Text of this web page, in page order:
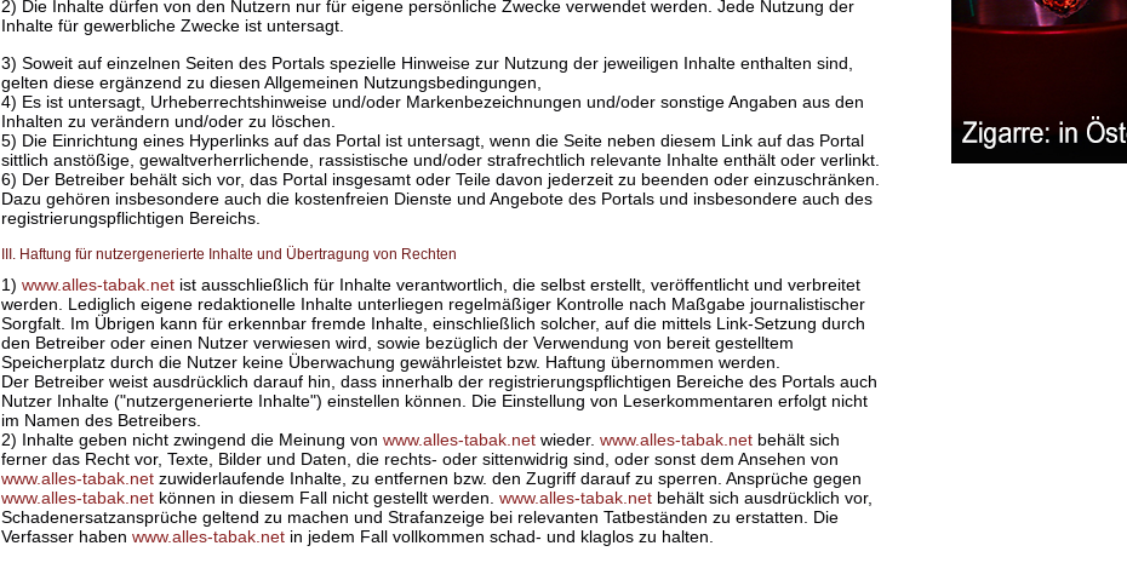
2) Die Inhalte dürfen von den Nutzern nur für eigene persönliche Zwecke verwendet werden. Jede Nutzung der
Inhalte für gewerbliche Zwecke ist untersagt.
3) Soweit auf einzelnen Seiten des Portals spezielle Hinweise zur Nutzung der jeweiligen Inhalte enthalten sind,
gelten diese ergänzend zu diesen Allgemeinen Nutzungsbedingungen,
4) Es ist untersagt, Urheberrechtshinweise und/oder Markenbezeichnungen und/oder sonstige Angaben aus den
Inhalten zu verändern und/oder zu löschen.
5) Die Einrichtung eines Hyperlinks auf das Portal ist untersagt, wenn die Seite neben diesem Link auf das Portal
sittlich anstößige, gewaltverherrlichende, rassistische und/oder strafrechtlich relevante Inhalte enthält oder verlinkt.
6) Der Betreiber behält sich vor, das Portal insgesamt oder Teile davon jederzeit zu beenden oder einzuschränken.
Dazu gehören insbesondere auch die kostenfreien Dienste und Angebote des Portals und insbesondere auch des
registrierungspflichtigen Bereichs.
III. Haftung für nutzergenerierte Inhalte und Übertragung von Rechten
1) www.alles-tabak.net ist ausschließlich für Inhalte verantwortlich, die selbst erstellt, veröffentlicht und verbreitet
werden. Lediglich eigene redaktionelle Inhalte unterliegen regelmäßiger Kontrolle nach Maßgabe journalistischer
Sorgfalt. Im Übrigen kann für erkennbar fremde Inhalte, einschließlich solcher, auf die mittels Link-Setzung durch
den Betreiber oder einen Nutzer verwiesen wird, sowie bezüglich der Verwendung von bereit gestelltem
Speicherplatz durch die Nutzer keine Überwachung gewährleistet bzw. Haftung übernommen werden.
Der Betreiber weist ausdrücklich darauf hin, dass innerhalb der registrierungspflichtigen Bereiche des Portals auch
Nutzer Inhalte ("nutzergenerierte Inhalte") einstellen können. Die Einstellung von Leserkommentaren erfolgt nicht
im Namen des Betreibers.
2) Inhalte geben nicht zwingend die Meinung von www.alles-tabak.net wieder. www.alles-tabak.net behält sich
ferner das Recht vor, Texte, Bilder und Daten, die rechts- oder sittenwidrig sind, oder sonst dem Ansehen von
www.alles-tabak.net zuwiderlaufende Inhalte, zu entfernen bzw. den Zugriff darauf zu sperren. Ansprüche gegen
www.alles-tabak.net können in diesem Fall nicht gestellt werden. www.alles-tabak.net behält sich ausdrücklich vor,
Schadenersatzansprüche geltend zu machen und Strafanzeige bei relevanten Tatbeständen zu erstatten. Die
Verfasser haben www.alles-tabak.net in jedem Fall vollkommen schad- und klaglos zu halten.